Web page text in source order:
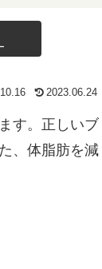
2023.06.24
す。正しいブ
、体脂肪を減